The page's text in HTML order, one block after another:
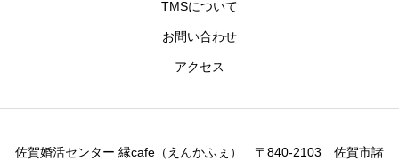
TMSについて
お問い合わせ
アクセス
佐賀婚活センター 縁cafe（えんかふぇ） 〒840-2103 佐賀市諸